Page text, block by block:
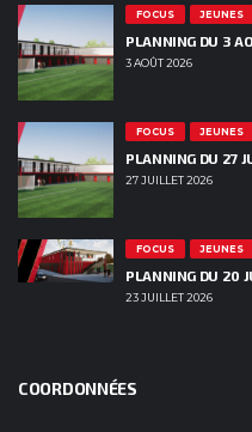
FOCUS JEUNES
PLANNING DU 3
3 AOÛT 2026
FOCUS JEUNES
PLANNING DU 27
27 JUILLET 2026
FOCUS JEUNES
PLANNING DU 20
23 JUILLET 2026
COORDONNÉES